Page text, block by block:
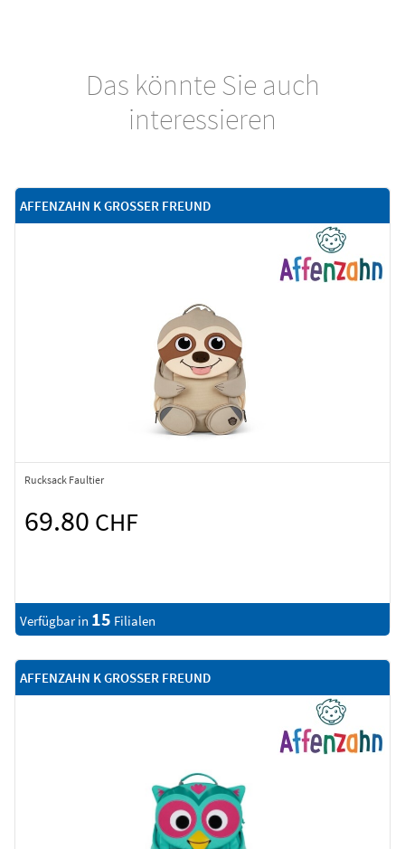
Das könnte Sie auch
interessieren
AFFENZAHN K GROSSER FREUND
Rucksack Faultier
69.80 CHF
Verfügbar in 15 Filialen
AFFENZAHN K GROSSER FREUND